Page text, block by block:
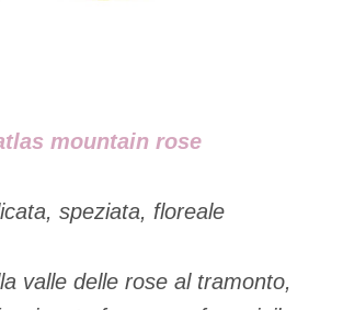
mountain rose
speziata, floreale
valle delle rose al tramonto,